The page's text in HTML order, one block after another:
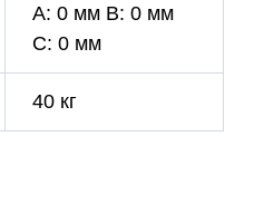
A: 0 мм B: 0 мм
C: 0 мм
40 кг